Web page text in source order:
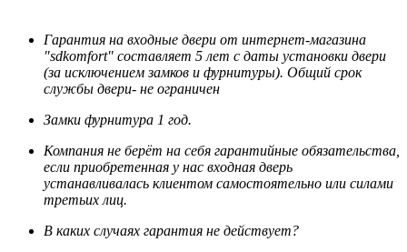
Гарантия на входные двери от интернет-магазина
"sdkomfort" составляет 5 лет с даты установки двери
(за исключением замков и фурнитуры). Общий срок
службы двери- не ограничен
Замки фурнитура 1 год.
Компания не берёт на себя гарантийные обязательства,
если приобретенная у нас входная дверь
устанавливалась клиентом самостоятельно или силами
третьих лиц.
В каких случаях гарантия не действует?